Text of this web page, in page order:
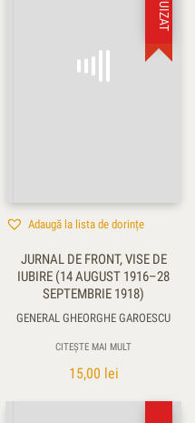
Adaugă la lista de dorințe
JURNAL DE FRONT, VISE DE
IUBIRE (14 AUGUST 1916–28
SEPTEMBRIE 1918)
GENERAL GHEORGHE GAROESCU
CITEȘTE MAI MULT
15,00 lei